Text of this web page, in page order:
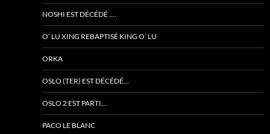
NOSHI EST DÉCÉDÉ ….
O’ LU XING REBAPTISÉ KING O’ LU
ORKA
OSLO (TER) EST DÉCÉDÉ…
OSLO 2 EST PARTI…
PACO LE BLANC